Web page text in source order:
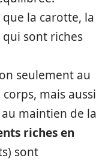
la carotte, la
qui sont riches
seulement au
mais aussi
maintien de la
riches en
sont